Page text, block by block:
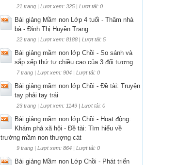
21 trang | Lượt xem: 325 | Lượt tải: 0
Bài giảng Mầm non Lớp 4 tuổi - Thăm nhà
bà - Đinh Thị Huyền Trang
22 trang | Lượt xem: 8188 | Lượt tải: 5
Bài giảng mầm non lớp Chồi - So sánh và
sắp xếp thứ tự chiều cao của 3 đối tượng
7 trang | Lượt xem: 904 | Lượt tải: 0
Bài giảng mầm non lớp Chồi - Đề tài: Truyện
tay phải tay trái
23 trang | Lượt xem: 1149 | Lượt tải: 0
Bài giảng mầm non lớp Chồi - Hoạt động:
Khám phá xã hội - Đề tài: Tìm hiểu về
trường mầm non thượng cát
9 trang | Lượt xem: 864 | Lượt tải: 0
Bài giảng Mầm non Lớp Chồi - Phát triển